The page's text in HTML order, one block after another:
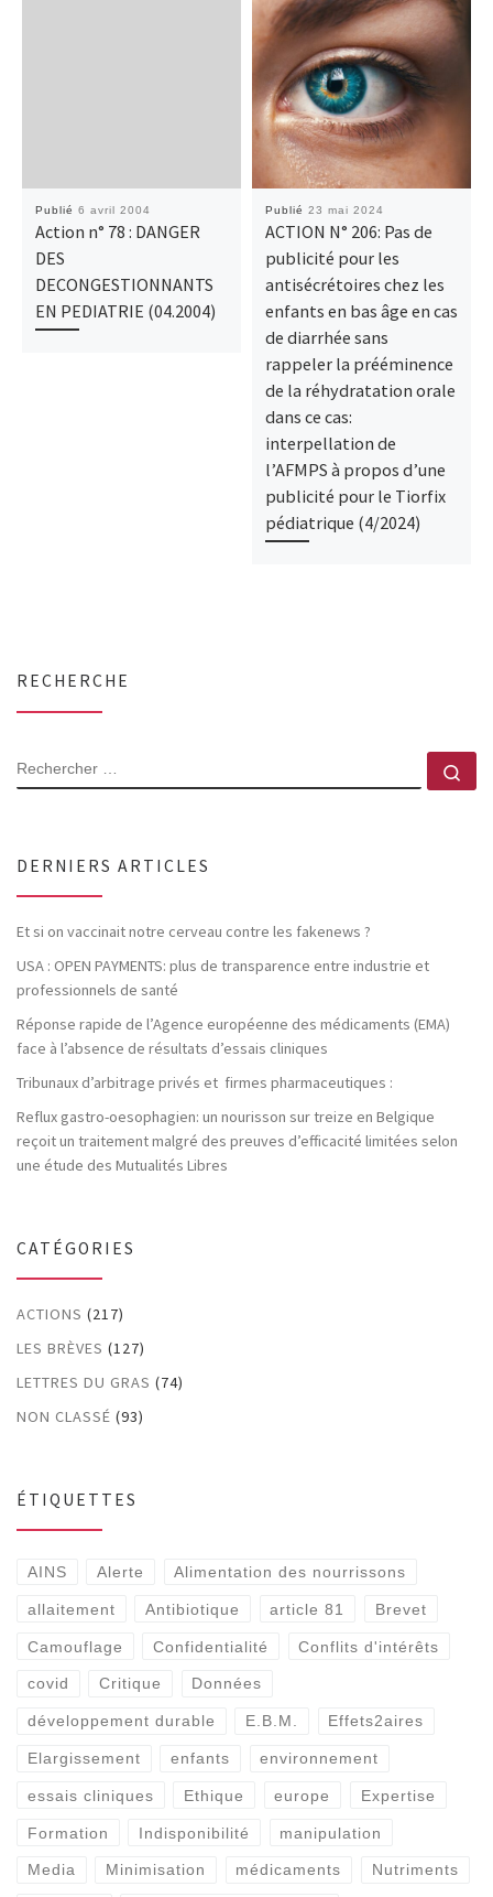
Publié 6 avril 2004
Action n° 78 : DANGER
DES
DECONGESTIONNANTS
EN PEDIATRIE (04.2004)
Publié 23 mai 2024
ACTION N° 206: Pas de
publicité pour les
antisécrétoires chez les
enfants en bas âge en cas
de diarrhée sans
rappeler la prééminence
de la réhydratation orale
dans ce cas:
interpellation de
l’AFMPS à propos d’une
publicité pour le Tiorfix
pédiatrique (4/2024)
RECHERCHE
RECHERCHER
DERNIERS ARTICLES
Et si on vaccinait notre cerveau contre les fakenews ?
USA : OPEN PAYMENTS: plus de transparence entre industrie et
professionnels de santé
Réponse rapide de l’Agence européenne des médicaments (EMA)
face à l’absence de résultats d’essais cliniques
Tribunaux d’arbitrage privés et firmes pharmaceutiques :
Reflux gastro-oesophagien: un nourisson sur treize en Belgique
reçoit un traitement malgré des preuves d’efficacité limitées selon
une étude des Mutualités Libres
CATÉGORIES
ACTIONS (217)
LES BRÈVES (127)
LETTRES DU GRAS (74)
NON CLASSÉ (93)
ÉTIQUETTES
AINS Alerte Alimentation des nourrissons
allaitement Antibiotique article 81 Brevet
Camouflage Confidentialité Conflits d'intérêts
covid Critique Données
développement durable E.B.M. Effets2aires
Elargissement enfants environnement
essais cliniques Ethique europe Expertise
Formation Indisponibilité manipulation
Media Minimisation médicaments Nutriments